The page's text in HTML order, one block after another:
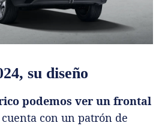
su diseño
podemos ver un frontal
con un patrón de